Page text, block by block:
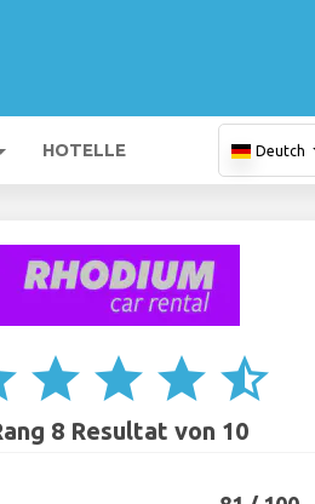
HOTELLE Deutch
star star star star_half
8 Resultat von 10